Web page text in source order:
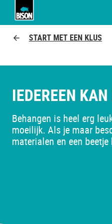
START MET EEN KLUS
IEDEREEN
Behangen is heel erg
moeilijk. Als je maar
materialen en een